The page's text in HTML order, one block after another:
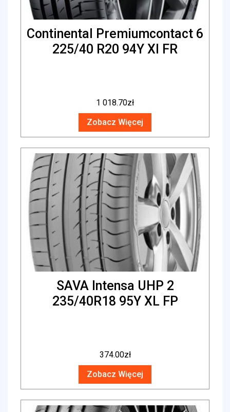
Continental Premiumcontact 6
225/40 R20 94Y Xl FR
1 018.70zł
Zobacz Więcej
SAVA Intensa UHP 2
235/40R18 95Y XL FP
374.00zł
Zobacz Więcej